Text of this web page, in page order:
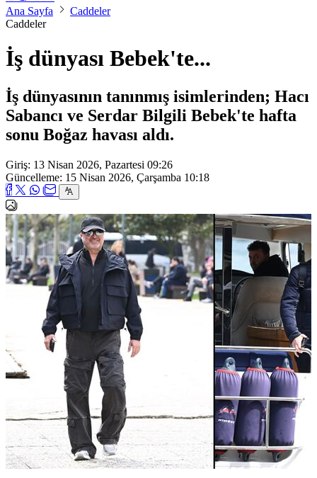
Ana Sayfa
Caddeler
Caddeler
İş dünyası Bebek'te...
İş dünyasının tanınmış isimlerinden; Hacı
Sabancı ve Serdar Bilgili Bebek'te hafta
sonu Boğaz havası aldı.
Giriş: 13 Nisan 2026, Pazartesi 09:26
Güncelleme: 15 Nisan 2026, Çarşamba 10:18